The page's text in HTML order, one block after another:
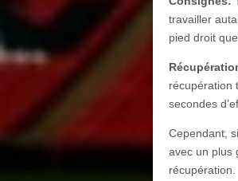
travailler
pied droit
récupération
secondes
Cependant,
avec un plus
récupération.